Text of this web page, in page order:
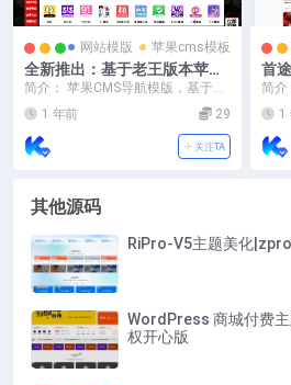
网站模版 苹果cms模板
全新推出：基于老王版本苹果
CMS开发的导航模版
简介： 苹果CMS导航模版，基于老
王版本苹果cms开发 支持批量检查
网址等等，有...
1 年前 29
关注TA
首
风
苹
简介
片
果 1
其他源码
RiPro-V5主题美化
WordPress 商城付费
权开心版